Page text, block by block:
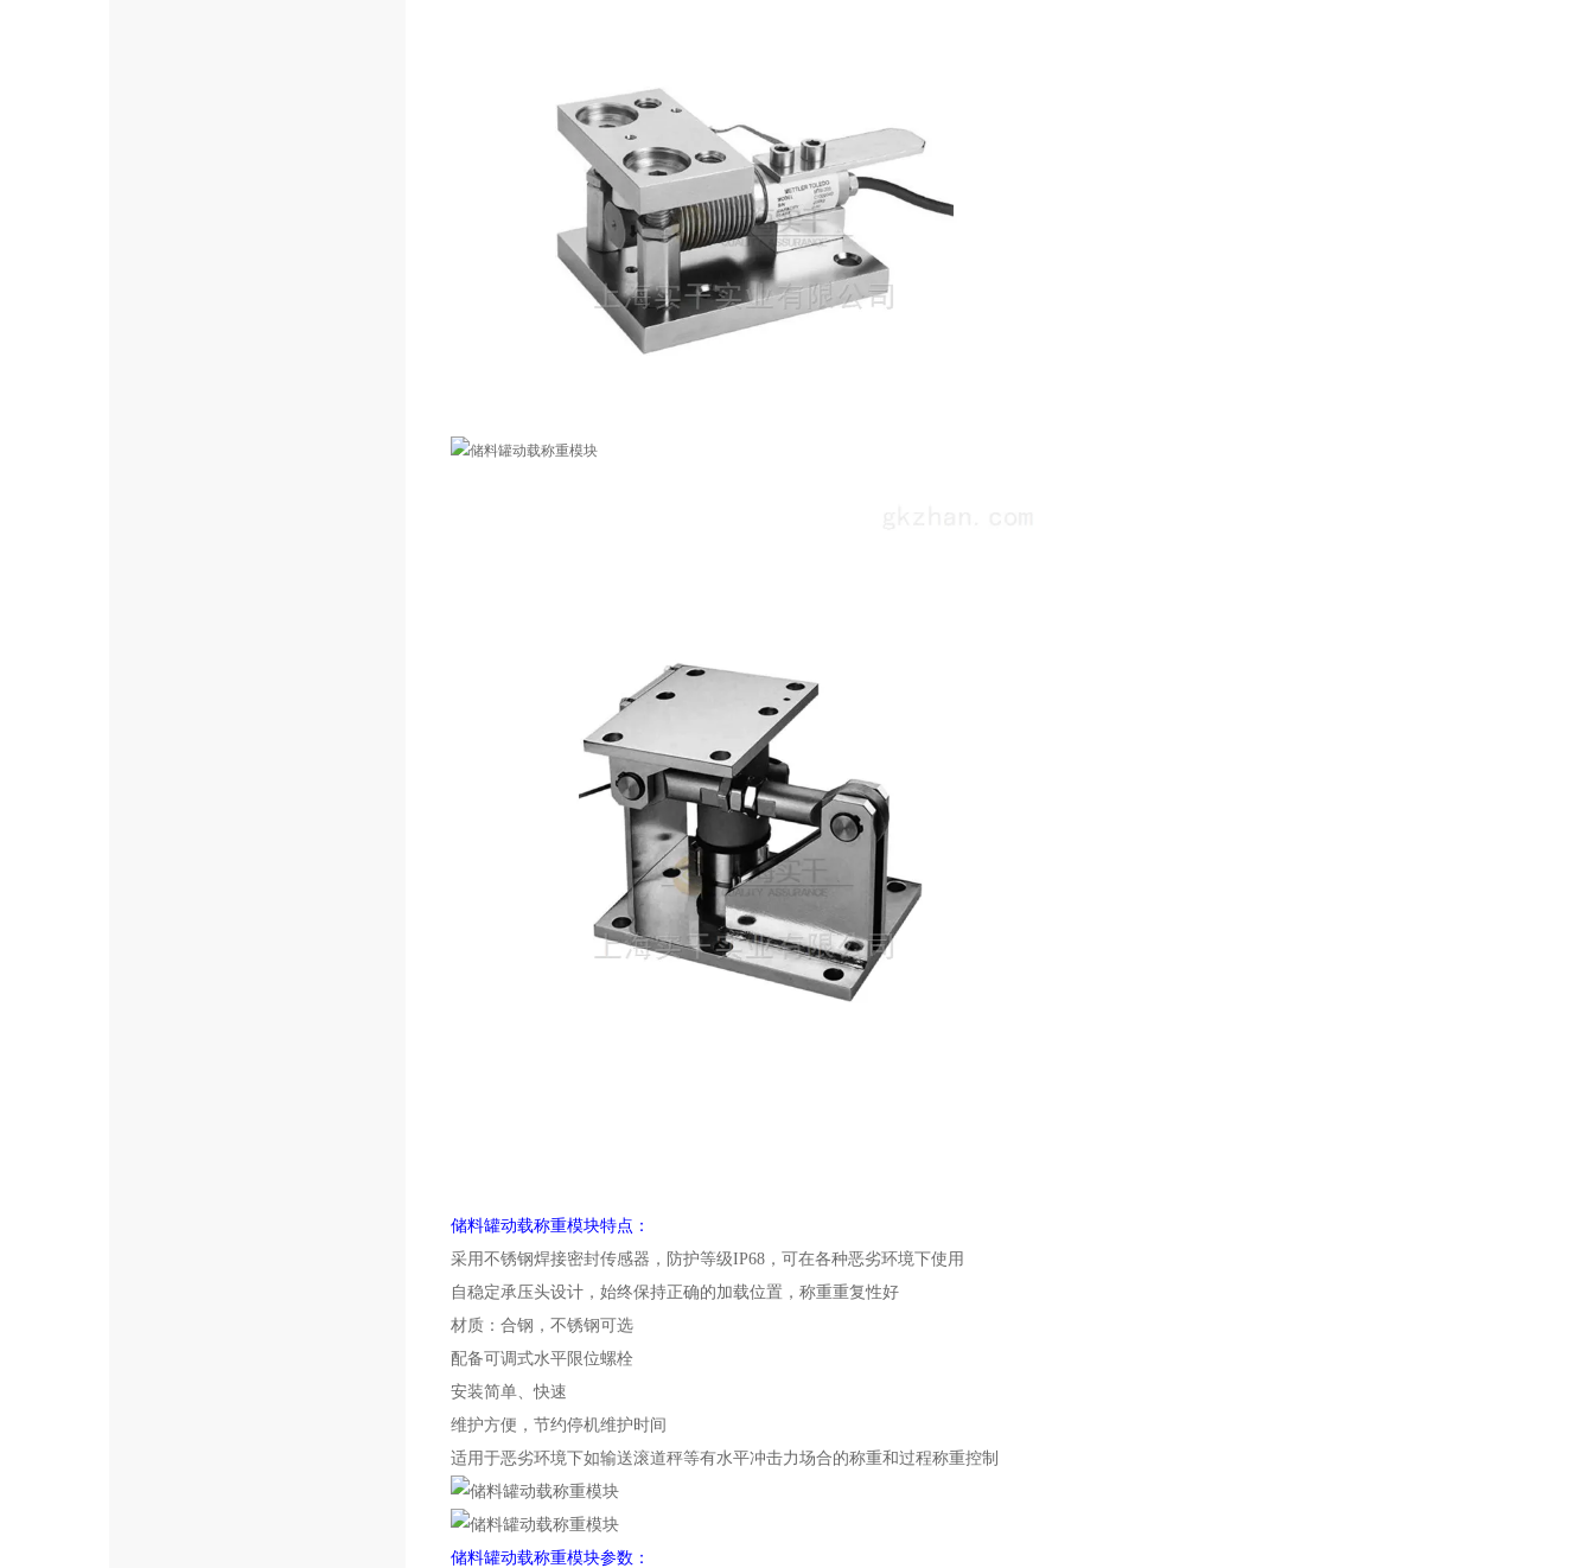
储料罐动载称重模块特点：
采用不锈钢焊接密封传感器，防护等级IP68，可在各种恶劣环境下使用
自稳定承压头设计，始终保持正确的加载位置，称重重复性好
材质：合钢，不锈钢可选
配备可调式水平限位螺栓
安装简单、快速
维护方便，节约停机维护时间
适用于恶劣环境下如输送滚道秤等有水平冲击力场合的称重和过程称重控制
储料罐动载称重模块参数：